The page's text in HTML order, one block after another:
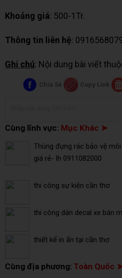
Khoảng giá: 500-1Tr.
Thông tin liên hệ:
Ghi chú: Nội dung bài viết
Chia Sẻ Copy Link
Cùng lĩnh vực: Mục Khác ➤
Thùng đựng rác bảo vệ
giá rẻ- lh 0911082000
thi công sự kiện cần thơ
thi công dán decal xe bán
thiết kế in ấn tại cần thơ
Cùng địa phương: Toàn Quốc